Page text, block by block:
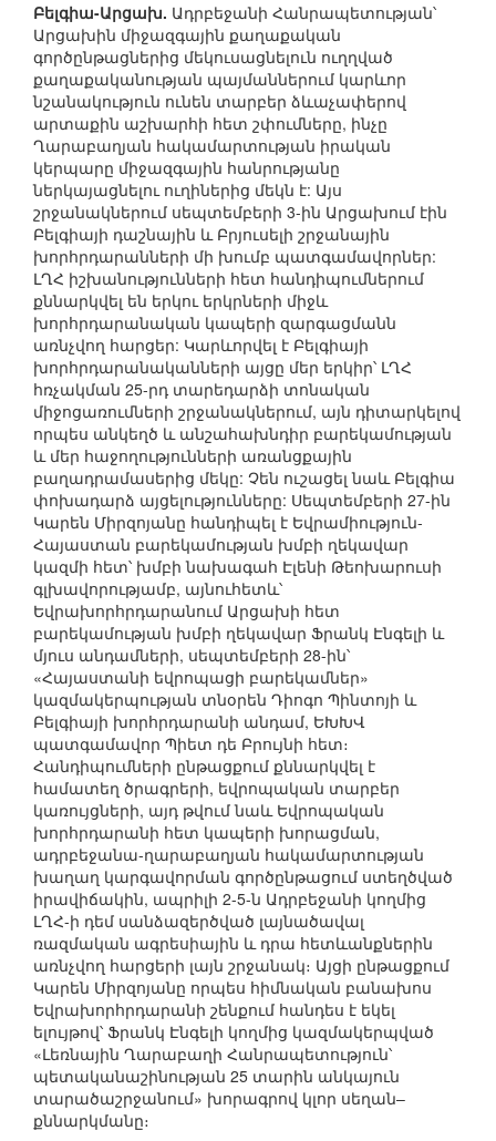
Բելգիա-Արցախ. Ադրբեջանի Հանրապետության՝
Արցախին միջազգային քաղաքական
գործընթացներից մեկուսացնելուն ուղղված
քաղաքականության պայմաններում կարևոր
նշանակություն ունեն տարբեր ձևաչափերով
արտաքին աշխարհի հետ շփումները, ինչը
Ղարաբաղյան հակամարտության իրական
կերպարը միջազգային հանրությանը
ներկայացնելու ուղիներից մեկն է: Այս
շրջանակներում սեպտեմբերի 3-ին Արցախում էին
Բելգիայի դաշնային և Բրյուսելի շրջանային
խորհրդարանների մի խումբ պատգամավորներ:
ԼՂՀ իշխանությունների հետ հանդիպումներում
քննարկվել են երկու երկրների միջև
խորհրդարանական կապերի զարգացմանն
առնչվող հարցեր: Կարևորվել է Բելգիայի
խորհրդարանականների այցը մեր երկիր՝ ԼՂՀ
հռչակման 25-րդ տարեդարձի տոնական
միջոցառումների շրջանակներում, այն դիտարկելով
որպես անկեղծ և անշահախնդիր բարեկամության
և մեր հաջողությունների առանցքային
բաղադրամասերից մեկը: Չեն ուշացել նաև Բելգիա
փոխադարձ այցելությունները: Սեպտեմբերի 27-ին
Կարեն Միրզոյանը հանդիպել է Եվրամիություն-
Հայաստան բարեկամության խմբի ղեկավար
կազմի հետ՝ խմբի նախագահ Էլենի Թեոխարուսի
գլխավորությամբ, այնուհետև՝
Եվրախորհրդարանում Արցախի հետ
բարեկամության խմբի ղեկավար Ֆրանկ Էնգելի և
մյուս անդամների, սեպտեմբերի 28-ին՝
«Հայաստանի եվրոպացի բարեկամներ»
կազմակերպության տնօրեն Դիոգո Պինտոյի և
Բելգիայի խորհրդարանի անդամ, ԵԽԽՎ
պատգամավոր Պիետ դե Բրույնի հետ։
Հանդիպումների ընթացքում քննարկվել է
համատեղ ծրագրերի, եվրոպական տարբեր
կառույցների, այդ թվում նաև Եվրոպական
խորհրդարանի հետ կապերի խորացման,
ադրբեջանա-ղարաբաղյան հակամարտության
խաղաղ կարգավորման գործընթացում ստեղծված
իրավիճակին, ապրիլի 2-5-ն Ադրբեջանի կողմից
ԼՂՀ-ի դեմ սանձազերծված լայնածավալ
ռազմական ագրեսիային և դրա հետևանքներին
առնչվող հարցերի լայն շրջանակ։ Այցի ընթացքում
Կարեն Միրզոյանը որպես հիմնական բանախոս
Եվրախորհրդարանի շենքում հանդես է եկել
ելույթով՝ Ֆրանկ Էնգելի կողմից կազմակերպված
«Լեռնային Ղարաբաղի Հանրապետություն՝
պետականաշինության 25 տարին անկայուն
տարածաշրջանում» խորագրով կլոր սեղան–
քննարկմանը։